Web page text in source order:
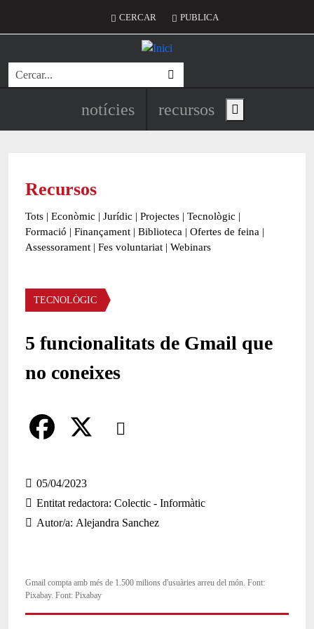
Menú del compte d'usuari
CERCAR PUBLICA
Cerca
Navegació principal de
notícies recursos Show main menu
Recursos
Tots | Econòmic | Jurídic | Projectes | Tecnològic |
Formació | Finançament | Biblioteca | Ofertes de feina |
Assessorament | Fes voluntariat | Webinars
Àmbit
TECNOLÒGIC
5 funcionalitats de Gmail que
no coneixes
Comparteix
a
c
o
05/04/2023
Entitat redactora Colectic - Informàtic
Autor/a Alejandra Sanchez
Gmail compta amb més de 1.500 milions d'usuàries arreu del món. Font:
Pixabay. Font: Pixabay